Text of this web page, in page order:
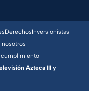
DerechosInversionistas
nosotros
cumplimiento
Azteca III y